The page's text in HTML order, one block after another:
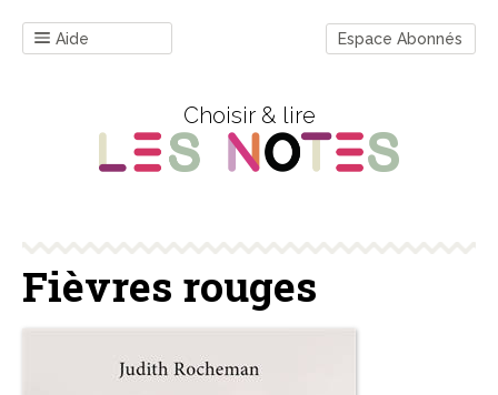
Aide Espace Abonnés
Choisir & lire
Fièvres rouges